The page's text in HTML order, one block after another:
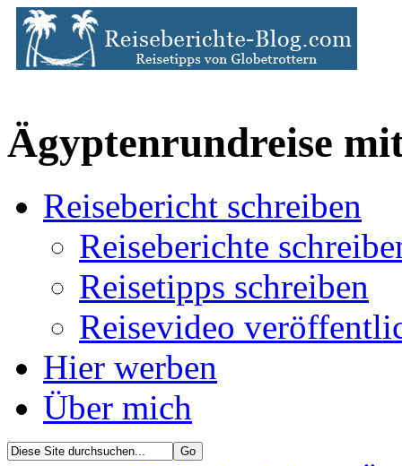
Ägyptenrundreise
Reisebericht schreiben
Reiseberichte
Reisetipps schreiben
Reisevideo
Hier werben
Über mich